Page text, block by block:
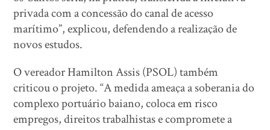
privada com a concessão do canal de acesso
marítimo”, explicou, defendendo a realização de
novos estudos.
O vereador Hamilton Assis (PSOL) também
criticou o projeto. “A medida ameaça a soberania do
complexo portuário baiano, coloca em risco
empregos, direitos trabalhistas e compromete a